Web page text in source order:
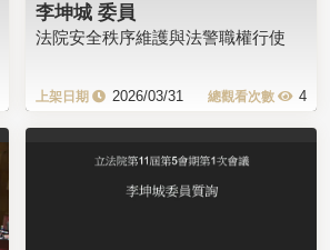
李坤城 委員
法院安全秩序維護與法警職權行使
2026/03/31 4